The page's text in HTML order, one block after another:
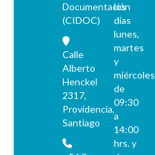
Documentación
(CIDOC)
Calle
Alberto
Henckel
2317,
Providencia,
Santiago
los
días
lunes,
martes
y
miércoles
de
09:30
a
14:00
hrs. y